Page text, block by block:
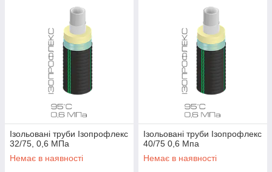
можна плавно обходити перешкоди (споруди, комунікації,
дерева). Труби не схильні до зовнішньої і внутрішньої корозії,
їх пропускна здатність зберігається протягом всього терміну
експлуатації (не менше 50 років). Швидкість монтажу в 5-10
разів вище в порівнянні зі сталевими предизолированными
трубами. Мала вага істотно полегшує транспортування і
монтаж труб.
Ізольовані труби Ізопрофлекс
32/75, 0,6 МПа
Немає в наявності
Ізольовані труби Ізопрофлекс
40/75 0,6 Мпа
Немає в наявності